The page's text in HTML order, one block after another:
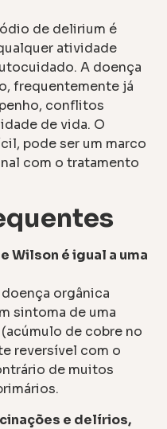
de delirium é
atividade
A doença
frequentemente já
conflitos
de vida. O
pode ser um marco
com o tratamento
Wilson é igual a uma
orgânica
sintoma de uma
de cobre no
reversível com o
de muitos
e delírios,